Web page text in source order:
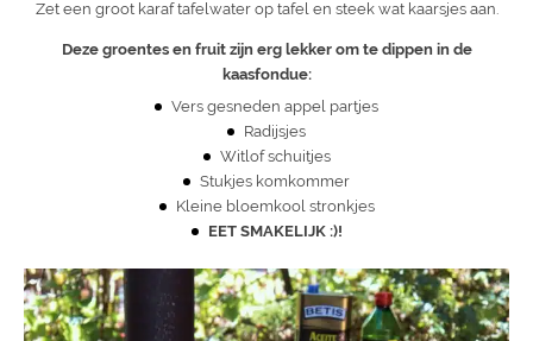
Zet een groot karaf tafelwater op tafel en steek wat kaarsjes aan.
Deze groentes en fruit zijn erg lekker om te dippen in de
kaasfondue:
Vers gesneden appel partjes
Radijsjes
Witlof schuitjes
Stukjes komkommer
Kleine bloemkool stronkjes
EET SMAKELIJK :)!